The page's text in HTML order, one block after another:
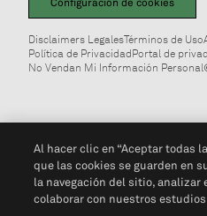
Disclaimers LegalesTérminos de Uso
Política de PrivacidadPortal de
No Vendan Mi Información Personal
Al hacer clic en “Aceptar todas
que las cookies se guarden en
la navegación del sitio, analizar
colaborar con nuestros